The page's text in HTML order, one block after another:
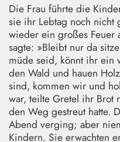
Die Frau führte die
sie ihr Lebtag noch nicht
wieder ein großes Feuer
sagte: »Bleibt nur da
müde seid, könnt ihr ein
den Wald und hauen
sind, kommen wir und
war, teilte Gretel ihr Brot
den Weg gestreut hatte.
Abend verging; aber
Kindern. Sie erwachten